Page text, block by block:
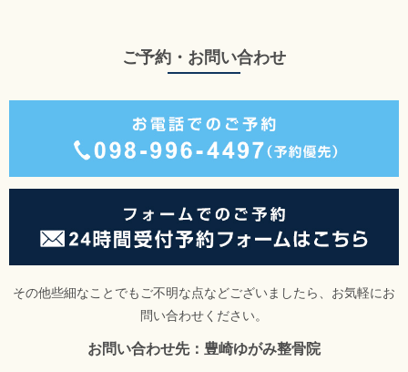
ご予約・お問い合わせ
その他些細なことでもご不明な点などございましたら、お気軽にお
問い合わせください。
お問い合わせ先：豊崎ゆがみ整骨院